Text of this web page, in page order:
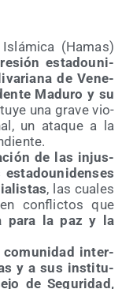
(Hamas)
esta­dou­ni­
de Vene­
Madu­ro y su
una gra­ve vio­
un ata­que a la
de las injus­
, las cua­les
con­flic­tos que
para la paz y la
comu­ni­dad inter­
y a sus ins­ti­tu­
de Segu­ri­dad,